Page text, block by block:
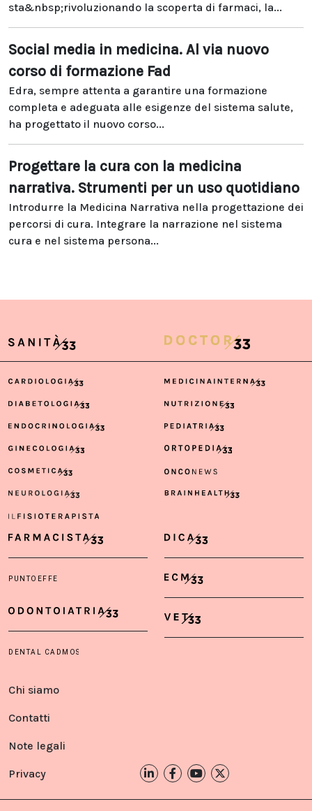
sta&nbsp;rivoluzionando la scoperta di farmaci, la...
Social media in medicina. Al via nuovo
corso di formazione Fad
Edra, sempre attenta a garantire una formazione
completa e adeguata alle esigenze del sistema salute,
ha progettato il nuovo corso...
Progettare la cura con la medicina
narrativa. Strumenti per un uso quotidiano
Introdurre la Medicina Narrativa nella progettazione dei
percorsi di cura. Integrare la narrazione nel sistema
cura e nel sistema persona...
Chi siamo
Contatti
Note legali
Privacy